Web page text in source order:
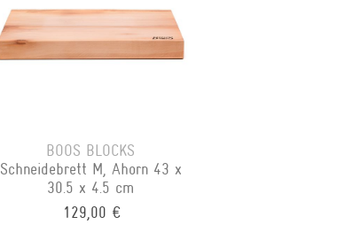
BOOS BLOCKS
Schneidebrett M, Ahorn 43 x
30.5 x 4.5 cm
129,00 €